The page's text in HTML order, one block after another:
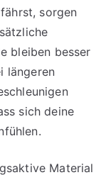
sorgen
bleiben besser
längeren
sich deine
Material